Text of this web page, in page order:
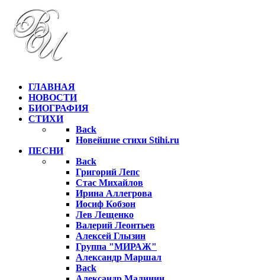
ГЛАВНАЯ
НОВОСТИ
БИОГРАФИЯ
СТИХИ
Back
Новейшие стихи Stihi.ru
ПЕСНИ
Back
Григорий Лепс
Стас Михайлов
Ирина Аллегрова
Иосиф Кобзон
Лев Лещенко
Валерий Леонтьев
Алексей Глызин
Группа "МИРАЖ"
Александр Маршал
Back